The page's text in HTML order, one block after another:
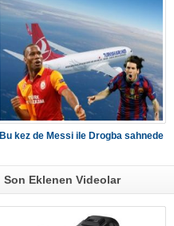
Bu kez de Messi ile Drogba sahnede
Son Eklenen Videolar